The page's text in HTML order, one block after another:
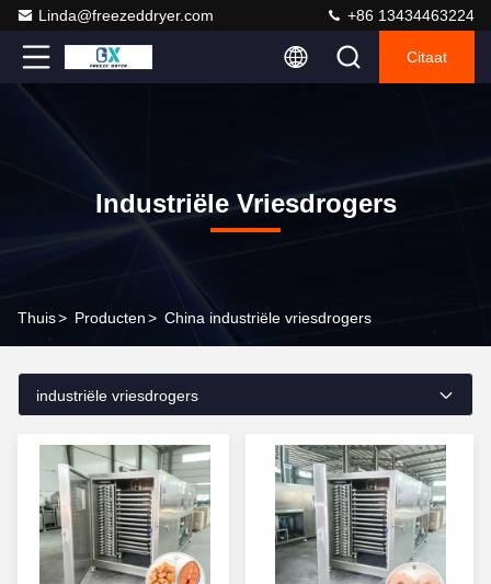
Linda@freezeddryer.com +86 13434463224
Citaat
Industriële Vriesdrogers
Thuis> Producten> China industriële vriesdrogers
industriële vriesdrogers